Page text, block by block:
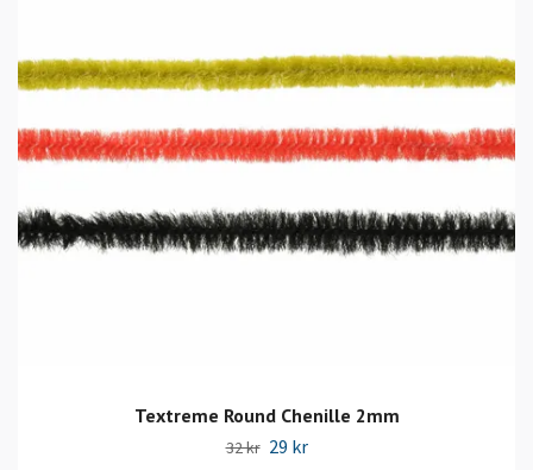
Textreme Round Chenille 2mm
32 kr 29 kr